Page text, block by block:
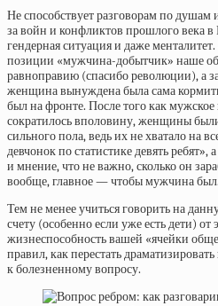
Не способствует разговорам по душам
за войн и конфликтов прошлого века
гендерная ситуация и даже
позиции «мужчина-добытчик» наше
равноправию (спасибо революции), а
женщина вынуждена была сама
был на фронте. После того как
сократилось вполовину, женщины
сильного пола, ведь их не хватало на
девчонок по статистике девять
и мнение, что не важно, сколько он
вообще, главное — чтобы мужчина был.
Тем не менее учиться говорить на
счету (особенно если уже есть дети) от
жизнеспособность вашей «ячейки
правил, как перестать
к болезненному вопросу.